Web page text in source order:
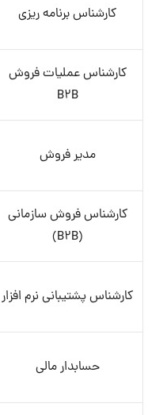
کارشناس برنامه ریزی
کارشناس عملیات فروش
B2B
مدیر فروش
کارشناس فروش سازمانی
(B2B)
کارشناس پشتیبانی نرم افزار
حسابدار مالی